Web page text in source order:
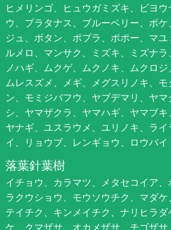
ヒメリンゴ、ヒュウガミズキ、ビヨ
ウ、プラタナス、ブルーベリー、ボ
ジュ、ボタン、ポプラ、ポポー、マ
ルメロ、マンサク、ミズキ、ミズナ
ノハギ、ムクゲ、ムクノキ、ムクロジ
ムレスズメ、メギ、メグスリノキ、
ン、モミジバフウ、ヤブデマリ、ヤ
シ、ヤマザクラ、ヤマハギ、ヤマブ
ヤナギ、ユスラウメ、ユリノキ、ラ
イ、リョウブ、レンギョウ、ロウバイ
落葉針葉樹
イチョウ、カラマツ、メタセコイア、
ラクウショウ、モウソウチク、マダ
テイチク、キンメイチク、ナリヒラ
ケ、クマザサ、オカメザサ、チゴザサ